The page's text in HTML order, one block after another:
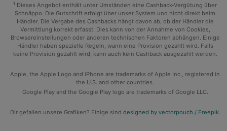
1 Dieses Angebot enthält unter Umständen eine Cashback-Vergütung über
Schnäppo. Die Gutschrift erfolgt über unser System und nicht direkt beim
Händler. Die Vergabe des Cashbacks hängt davon ab, ob der Händler die
Vermittlung korrekt erfasst. Dies kann von der Annahme von Cookies,
Browsereinstellungen oder anderen technischen Faktoren abhängen. Einige
Händler haben spezielle Regeln, wann eine Provision gezahlt wird. Falls
keine Provision gezahlt wird, kann auch kein Cashback ausgezahlt werden.
Apple, the Apple Logo and iPhone are trademarks of Apple Inc., registered in
the U.S. and other countries.
Google Play and the Google Play logo are trademarks of Google LLC.
Dir gefallen unsere Grafiken? Einige sind designed by vectorpouch / Freepik.